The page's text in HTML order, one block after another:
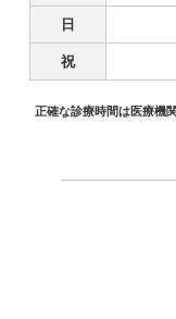
日
祝
正確な診療時間は医療機